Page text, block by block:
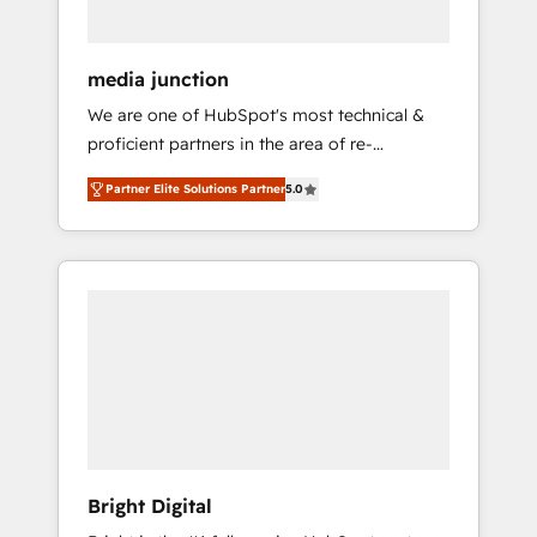
media junction
We are one of HubSpot's most technical &
proficient partners in the area of re-
platforming, website design & development.
We specialize in multi-hub implementations
for mid-market & enterprise companies. We
are woman-owned, powered by coffee, and
Website Design HubSpot Impact Award 🏆
Partner Elite Solutions Partner5.0
Bright Digital